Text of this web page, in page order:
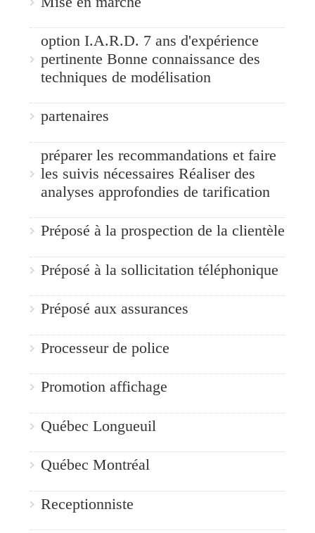
option I.A.R.D. 7 ans d'expérience
pertinente Bonne connaissance des
techniques de modélisation
partenaires
préparer les recommandations et faire
les suivis nécessaires Réaliser des
analyses approfondies de tarification
Préposé à la prospection de la clientèle
Préposé à la sollicitation téléphonique
Préposé aux assurances
Processeur de police
Promotion affichage
Québec Longueuil
Québec Montréal
Receptionniste